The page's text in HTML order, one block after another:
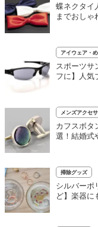
蝶ネクタイ
までおしゃ
アイウェア・
スポーツサ
フに】人気
メンズアクセ
カフスボタ
選！結婚式
掃除グッズ
シルバーポ
ど】楽器に